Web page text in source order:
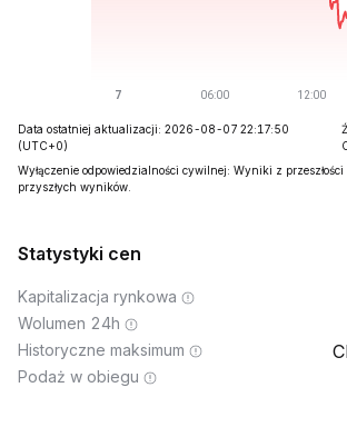
Data ostatniej aktualizacji: 2026-08-07 22:17:50
(UTC+0)
Wyłączenie odpowiedzialności cywilnej: Wyniki z
przyszłych wyników.
Statystyki cen
Kapitalizacja rynkowa
Wolumen 24h
Historyczne maksimum
Podaż w obiegu